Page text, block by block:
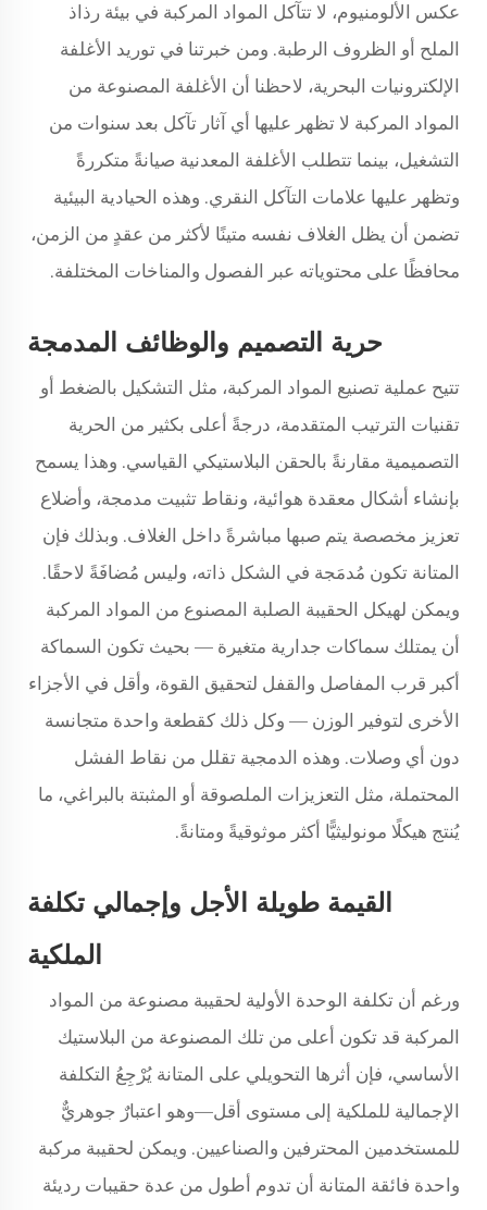
عكس الألومنيوم، لا تتآكل المواد المركبة في بيئة رذاذ
الملح أو الظروف الرطبة. ومن خبرتنا في توريد الأغلفة
الإلكترونيات البحرية، لاحظنا أن الأغلفة المصنوعة من
المواد المركبة لا تظهر عليها أي آثار تآكل بعد سنوات من
التشغيل، بينما تتطلب الأغلفة المعدنية صيانةً متكررةً
وتظهر عليها علامات التآكل النقري. وهذه الحيادية البيئية
تضمن أن يظل الغلاف نفسه متينًا لأكثر من عقدٍ من الزمن،
محافظًا على محتوياته عبر الفصول والمناخات المختلفة.
حرية التصميم والوظائف المدمجة
تتيح عملية تصنيع المواد المركبة، مثل التشكيل بالضغط أو
تقنيات الترتيب المتقدمة، درجةً أعلى بكثير من الحرية
التصميمية مقارنةً بالحقن البلاستيكي القياسي. وهذا يسمح
بإنشاء أشكال معقدة هوائية، ونقاط تثبيت مدمجة، وأضلاع
تعزيز مخصصة يتم صبها مباشرةً داخل الغلاف. وبذلك فإن
المتانة تكون مُدمَجة في الشكل ذاته، وليس مُضافَةً لاحقًا.
ويمكن لهيكل الحقيبة الصلبة المصنوع من المواد المركبة
أن يمتلك سماكات جدارية متغيرة — بحيث تكون السماكة
أكبر قرب المفاصل والقفل لتحقيق القوة، وأقل في الأجزاء
الأخرى لتوفير الوزن — وكل ذلك كقطعة واحدة متجانسة
دون أي وصلات. وهذه الدمجية تقلل من نقاط الفشل
المحتملة، مثل التعزيزات الملصوقة أو المثبتة بالبراغي، ما
يُنتج هيكلًا مونوليثيًّا أكثر موثوقيةً ومتانةً.
القيمة طويلة الأجل وإجمالي تكلفة
الملكية
ورغم أن تكلفة الوحدة الأولية لحقيبة مصنوعة من المواد
المركبة قد تكون أعلى من تلك المصنوعة من البلاستيك
الأساسي، فإن أثرها التحويلي على المتانة يُرْجِعُ التكلفة
الإجمالية للملكية إلى مستوى أقل—وهو اعتبارٌ جوهريٌّ
للمستخدمين المحترفين والصناعيين. ويمكن لحقيبة مركبة
واحدة فائقة المتانة أن تدوم أطول من عدة حقيبات رديئة